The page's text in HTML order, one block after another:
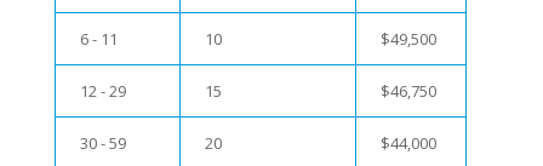
6 - 11 10 $49,500
12 - 29 15 $46,750
30 - 59 20 $44,000